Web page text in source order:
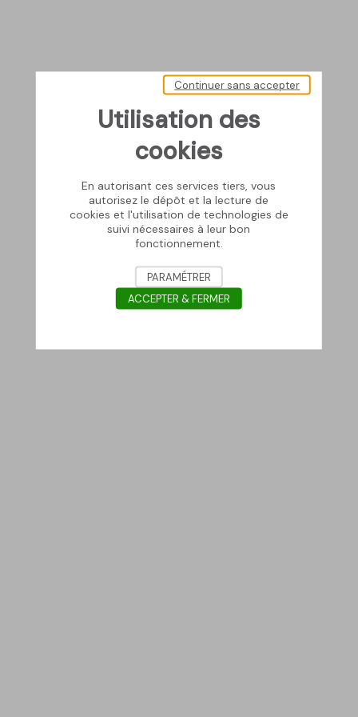
Utilisation des
cookies
En autorisant ces services tiers, vous
autorisez le dépôt et la lecture de
cookies et l'utilisation de technologies de
suivi nécessaires à leur bon
fonctionnement.
Continuer sans accepter
PARAMÉTRER
ACCEPTER & FERMER